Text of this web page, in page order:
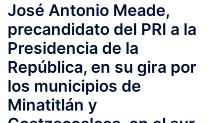
José Antonio Meade,
precandidato del PRI a la
Presidencia de la
República, en su gira por
los municipios de
Minatitlán y